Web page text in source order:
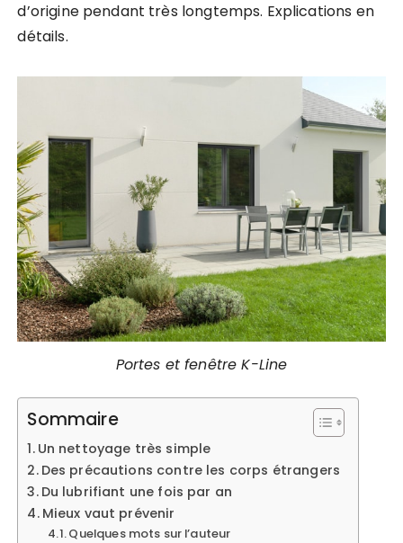
d’origine pendant très longtemps. Explications en
détails.
Portes et fenêtre K-Line
Sommaire
Un nettoyage très simple
Des précautions contre les corps étrangers
Du lubrifiant une fois par an
Mieux vaut prévenir
Quelques mots sur l’auteur